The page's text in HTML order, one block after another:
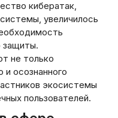
кибератак,
увеличилось
защиты.
не только
и осознанного
экосистемы
пользователей.